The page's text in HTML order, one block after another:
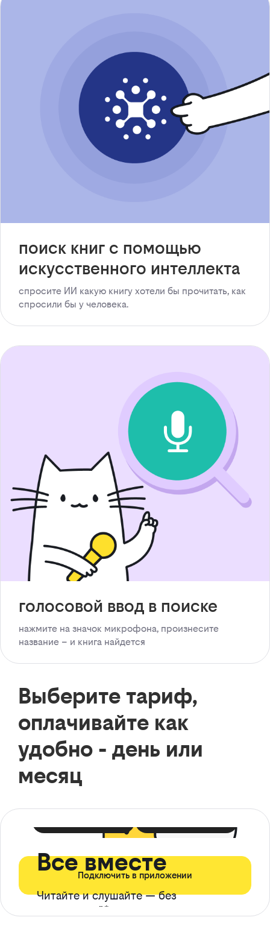
поиск книг с помощью
искусственного интеллекта
спросите ИИ какую книгу хотели бы прочитать, как
спросили бы у человека.
голосовой ввод в поиске
нажмите на значок микрофона, произнесите
название – и книга найдется
Выберите тариф,
оплачивайте как
удобно - день или
месяц
Все вместе
Читайте и слушайте — без
ограничений*
Подключить в приложении